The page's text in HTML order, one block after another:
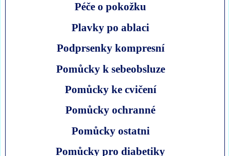
Péče o pokožku
Plavky po ablaci
Podprsenky kompresní
Pomůcky k sebeobsluze
Pomůcky ke cvičení
Pomůcky ochranné
Pomůcky ostatni
Pomůcky pro diabetiky